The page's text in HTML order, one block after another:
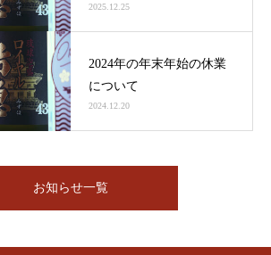
2025.12.25
2024年の年末年始の休業
について
2024.12.20
お知らせ一覧